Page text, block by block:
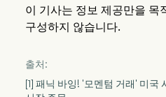
이 기사는 정보 제공만을 목
구성하지 않습니다.
출처:
[1] 패닉 바잉! '모멘텀 거래' 미국